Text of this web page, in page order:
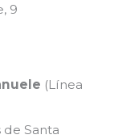
9
(Línea
de Santa